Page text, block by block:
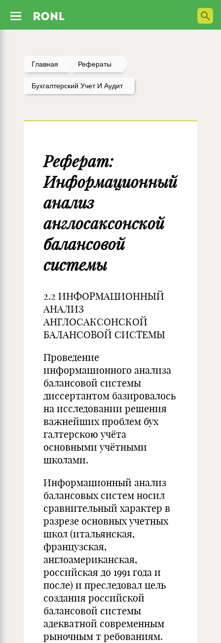
Главная Рефераты
Бухгалтерский Учет И Аудит
Реферат:
Информационный
анализ
англосаксонской
балансовой
системы
2.2 ИНФОРМАЦИОННЫЙ
АНАЛИЗ
АНГЛОСАКСОНСКОЙ
БАЛАНСОВОЙ СИСТЕМЫ
Проведение
информационного анализа
балансовой системы
диссертантом базировалось
на исследовании решения
важнейших проблем бух
галтерскою учёта
основными учётными
школами.
Информационный анализ
балансовых систем носил
сравнительный характер в
разрезе основных учетных
школ (итальянская,
французская,
англоамериканская,
российская до 1991 года и
после) и преследовал цель
создания российской
балансовой системы
адекватной современным
рыночным т ребованиям.